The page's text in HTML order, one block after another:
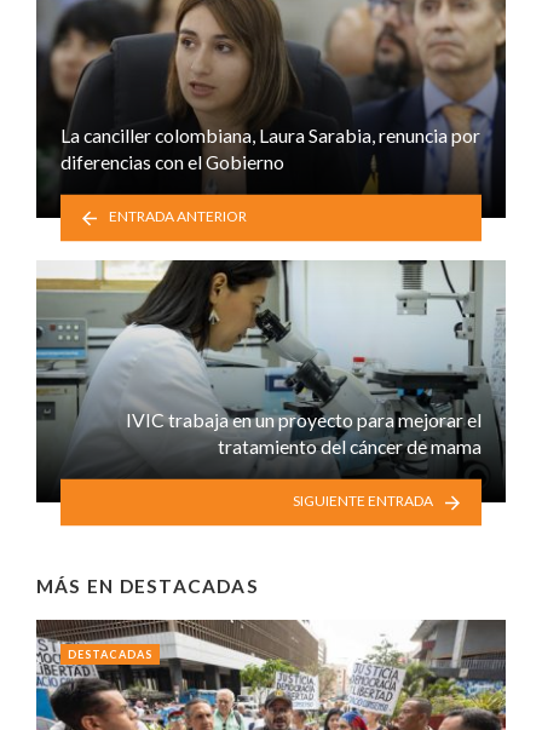
La canciller colombiana, Laura Sarabia, renuncia por
diferencias con el Gobierno
ENTRADA ANTERIOR
IVIC trabaja en un proyecto para mejorar el
tratamiento del cáncer de mama
SIGUIENTE ENTRADA
MÁS EN DESTACADAS
DESTACADAS